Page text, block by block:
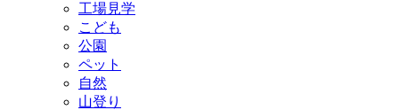
工場見学
こども
公園
ペット
自然
山登り